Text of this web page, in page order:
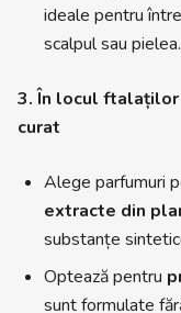
ideale pentru
scalpul sau pielea.
3. În locul ftalaților
curat
Alege parfumuri
extracte din
substanțe
Optează pentru
sunt formulate